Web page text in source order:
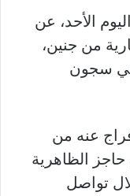
الأحد، عن
من جنين،
في سجون
عنه من
الظاهرية
تواصل